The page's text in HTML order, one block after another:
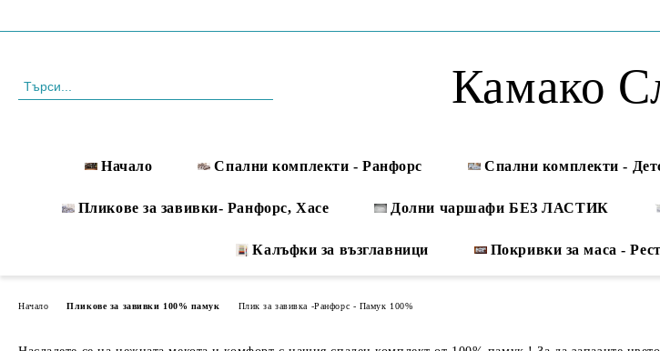
Камако
Начало Спални комплекти - Ранфорс Спални комплекти -
Пликове за завивки- Ранфорс, Хасе Долни чаршафи БЕЗ ЛАСТИК
Калъфки за възглавници Покривки за маса -
Начало Пликове за завивки 100% памук Плик за завивка -Ранфорс - Памук 100%